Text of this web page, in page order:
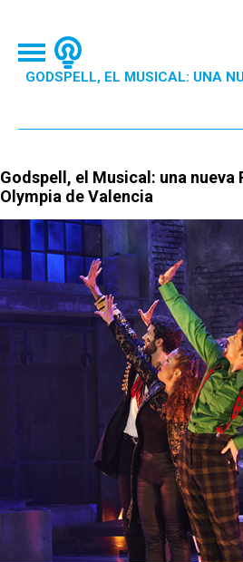
GODSPELL, EL MUSICAL: UNA
Godspell, el Musical: una
Olympia de Valencia